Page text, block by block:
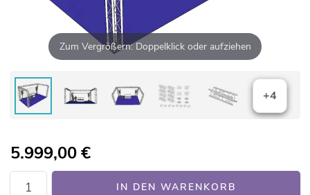
Zum Vergrößern: Doppelklick oder aufziehen
+4
5.999,00€
IN DEN WARENKORB